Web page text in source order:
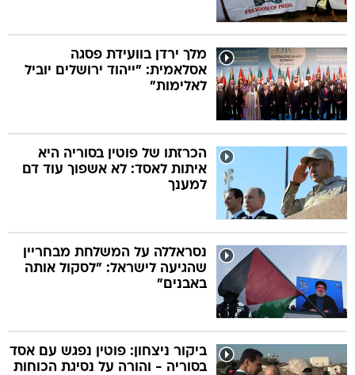
מלך ירדן בוועידת פסגה
אסלאמית: "ייהוד ירושלים יוביל
לאלימות"
הכרזתו של פוטין בסוריה היא
איתות לאסד: לא אשפוך עוד דם
למענך
נסראללה על המשלחת מבחריין
שהגיעה לישראל: "לסקול אותה
באבנים"
ביקור ניצחון: פוטין נפגש עם אסד
בסוריה - והורה על נסיגת הכוחות